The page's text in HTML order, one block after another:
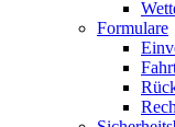
Formulare